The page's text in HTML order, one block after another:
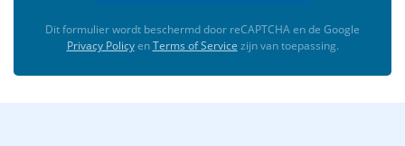
Dit formulier wordt beschermd door reCAPTCHA en de Google
Privacy PolicyenTerms of Service zijn van toepassing.